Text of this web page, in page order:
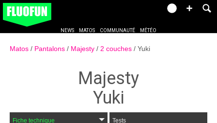
NEWS MATOS COMMUNAUTÉ MÉTÉO
Matos Pantalons Majesty 2 couches Yuki
Majesty
Yuki
Fiche technique Tests